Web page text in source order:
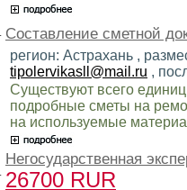
Составление сметной
регион: Астрахань ,
tipolervikasll@mail.ru ,
Существуют всего
подробные сметы на
на используемые
Негосударственная
26700 RUR